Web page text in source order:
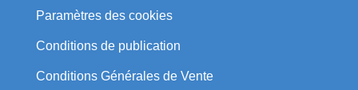
Paramètres des cookies
Conditions de publication
Conditions Générales de Vente